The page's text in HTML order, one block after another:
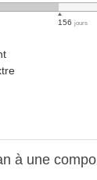
156jours
à une compo